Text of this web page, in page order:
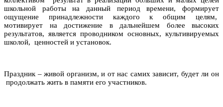
школьной работы на данный период времени, формирует
ощущение принадлежности каждого к общим целям,
мотивирует на достижение в дальнейшем более высоких
результатов, является проводником основных, культивируемых
школой, ценностей и установок.
Праздник –живой организм, и от нас самих зависит, будет ли он
продолжать жить в памяти его участников.